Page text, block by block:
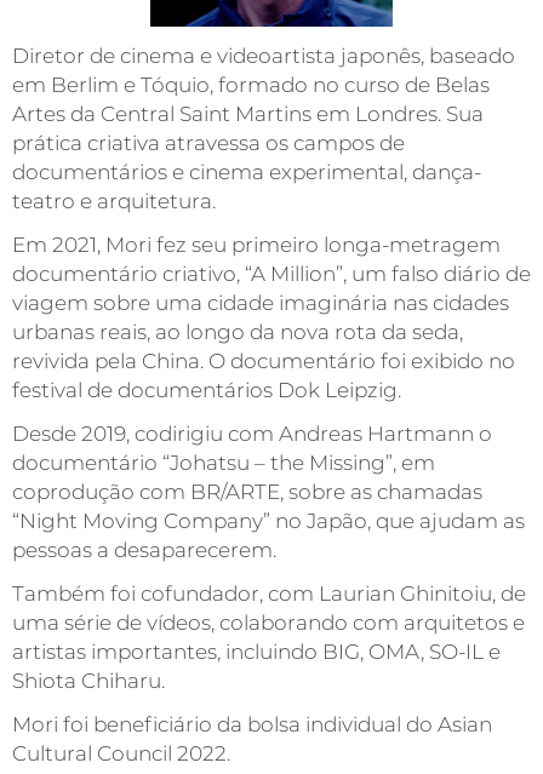
Diretor de cinema e videoartista japonês, baseado
em Berlim e Tóquio, formado no curso de Belas
Artes da Central Saint Martins em Londres. Sua
prática criativa atravessa os campos de
documentários e cinema experimental, dança-
teatro e arquitetura.
Em 2021, Mori fez seu primeiro longa-metragem
documentário criativo, “A Million”, um falso diário de
viagem sobre uma cidade imaginária nas cidades
urbanas reais, ao longo da nova rota da seda,
revivida pela China. O documentário foi exibido no
festival de documentários Dok Leipzig.
Desde 2019, codirigiu com Andreas Hartmann o
documentário “Johatsu – the Missing”, em
coprodução com BR/ARTE, sobre as chamadas
“Night Moving Company” no Japão, que ajudam as
pessoas a desaparecerem.
Também foi cofundador, com Laurian Ghinitoiu, de
uma série de vídeos, colaborando com arquitetos e
artistas importantes, incluindo BIG, OMA, SO-IL e
Shiota Chiharu.
Mori foi beneficiário da bolsa individual do Asian
Cultural Council 2022.